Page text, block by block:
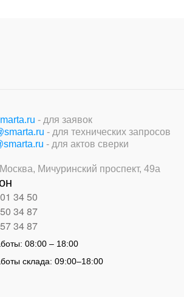
- для заявок
- для технических запросов
- для актов сверки
Мичуринский проспект, 49а
34 50
34 87
34 87
08:00 – 18:00
склада:09:00–18:00